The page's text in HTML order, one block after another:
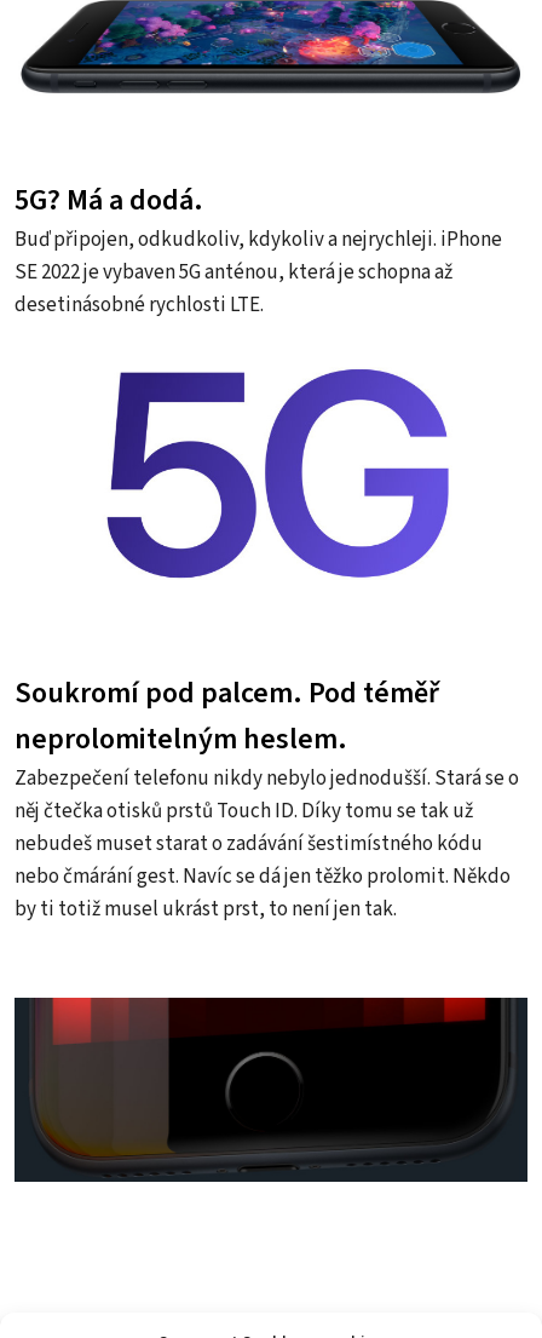
5G? Má a dodá.
Buď připojen, odkudkoliv, kdykoliv a nejrychleji. iPhone
SE 2022 je vybaven 5G anténou, která je schopna až
desetinásobné rychlosti LTE.
Soukromí pod palcem. Pod téměř
neprolomitelným heslem.
Zabezpečení telefonu nikdy nebylo jednodušší. Stará se o
něj čtečka otisků prstů Touch ID. Díky tomu se tak už
nebudeš muset starat o zadávání šestimístného kódu
nebo čmárání gest. Navíc se dá jen těžko prolomit. Někdo
by ti totiž musel ukrást prst, to není jen tak.